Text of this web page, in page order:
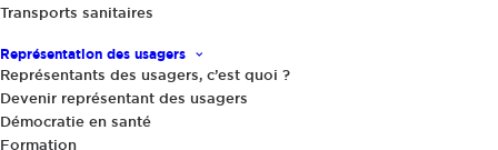
Transports sanitaires
Représentation des usagers
Représentants des usagers, c’est quoi ?
Devenir représentant des usagers
Démocratie en santé
Formation
Des avancées…et de vives inquiétudes
avant l’examen au Sénat
Partager